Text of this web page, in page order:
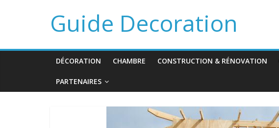
Guide Decoration
DÉCORATION CHAMBRE CONSTRUCTION & RÉNOVATION
PARTENAIRES